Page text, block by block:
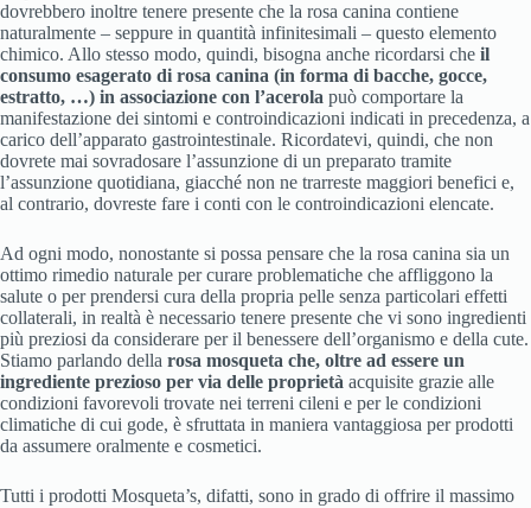
dovrebbero inoltre tenere presente che la rosa canina contiene
naturalmente – seppure in quantità infinitesimali – questo elemento
chimico. Allo stesso modo, quindi, bisogna anche ricordarsi che il
consumo esagerato di rosa canina (in forma di bacche, gocce,
estratto, …) in associazione con l’acerola può comportare la
manifestazione dei sintomi e controindicazioni indicati in precedenza, a
carico dell’apparato gastrointestinale. Ricordatevi, quindi, che non
dovrete mai sovradosare l’assunzione di un preparato tramite
l’assunzione quotidiana, giacché non ne trarreste maggiori benefici e,
al contrario, dovreste fare i conti con le controindicazioni elencate.
Ad ogni modo, nonostante si possa pensare che la rosa canina sia un
ottimo rimedio naturale per curare problematiche che affliggono la
salute o per prendersi cura della propria pelle senza particolari effetti
collaterali, in realtà è necessario tenere presente che vi sono ingredienti
più preziosi da considerare per il benessere dell’organismo e della cute.
Stiamo parlando della rosa mosqueta che, oltre ad essere un
ingrediente prezioso per via delle proprietà acquisite grazie alle
condizioni favorevoli trovate nei terreni cileni e per le condizioni
climatiche di cui gode, è sfruttata in maniera vantaggiosa per prodotti
da assumere oralmente e cosmetici.
Tutti i prodotti Mosqueta’s, difatti, sono in grado di offrire il massimo